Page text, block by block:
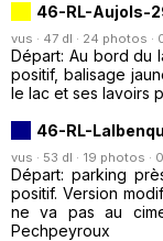
46-RL-Aujols-
vus · 47 dl · 24 photos ·
Départ: Au bord du
positif, balisage
le lac et ses lavoirs
46-RL-
vus · 53 dl · 19 photos ·
Départ: parking
positif. Version
ne va pas au
Pechpeyroux